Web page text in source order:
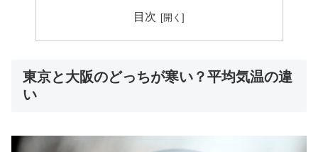
目次
東京と大阪のどっちが寒い？平均気温の違
い